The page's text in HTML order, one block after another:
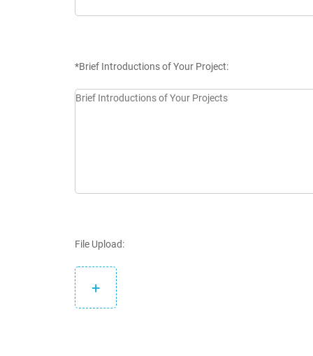
*Brief Introductions of Your Project:
File Upload:
+